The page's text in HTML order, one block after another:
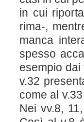
in cui
rima-,
manca
spesso
esempio
v.32
come al
Nei vv.8,